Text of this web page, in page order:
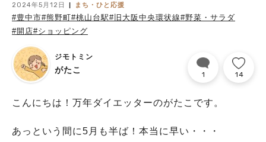
2024年5月12日 まち・ひと応援
#豊中市#熊野町#桃山台駅#旧大阪中央環状線#野菜・サラダ
#開店#ショッピング
ジモトミン
がたこ 1 14
こんにちは！万年ダイエッターのがたこです。
あっという間に5月も半ば！本当に早い・・・